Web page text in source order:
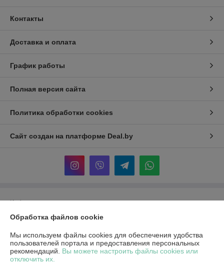
Контакты
Доставка и оплата
График работы
Полная версия сайта
Политика обработки cookies
Сайт создан на платформе Deal.by
Информация для покупателя
Индивидуальный предприниматель:
кв.2
Регистрационный номер ЕГР: 692193929
Обработка файлов cookie
Мы используем файлы cookies для обеспечения удобства
пользователей портала и предоставления персональных
рекомендаций. Вы можете настроить файлы cookies или
отключить их.